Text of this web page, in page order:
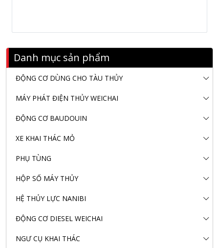
Danh mục sản phẩm
ĐỘNG CƠ DÙNG CHO TÀU THỦY
MÁY PHÁT ĐIỆN THỦY WEICHAI
ĐỘNG CƠ BAUDOUIN
XE KHAI THÁC MỎ
PHỤ TÙNG
HỘP SỐ MÁY THỦY
HỆ THỦY LỰC NANIBI
ĐỘNG CƠ DIESEL WEICHAI
NGƯ CỤ KHAI THÁC